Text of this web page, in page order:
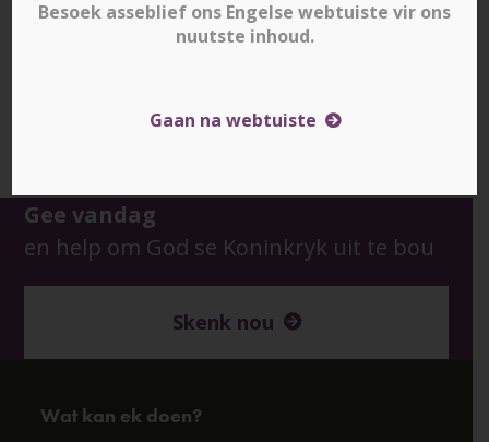
full (550x240)|medium (300x131)
Gee vandag
en help om God se Koninkryk uit te bou
Skenk nou
Wat kan ek doen?
Besoek asseblief ons Engelse webtuiste vir ons
nuutste inhoud.
Gaan na webtuiste